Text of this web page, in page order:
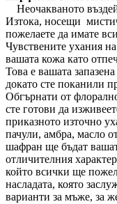
Неочакваното
Изтока, носещи
пожелаете да имате
Чувствените ухания
вашата кожа като
Това е вашата
докато сте поканили
Обгърнати от
сте готови да
приказното източно
пачули, амбра, масло
шафран ще бъдат
отличителния
който всички ще
насладата, която
варианти за мъже, за